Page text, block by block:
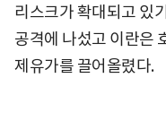
리스크가 확대되고 있
공격에 나섰고 이란은
제유가를 끌어올렸다.